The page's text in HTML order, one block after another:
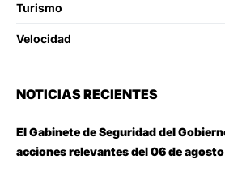
Turismo
Velocidad
NOTICIAS RECIENTES
El Gabinete de Seguridad del
acciones relevantes del 06 de